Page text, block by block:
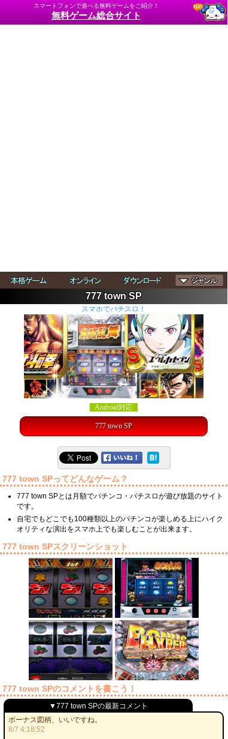
スマートフォンで遊べる無料ゲームをご紹介！
無料ゲーム総合サイト
777 town SP
スマホでパチスロ！
Android対応
777 town SP
777 town SPってどんなゲーム？
777 town SPとは月額でパチンコ・パチスロが遊び放題のサイト
です。
自宅でもどこでも100種類以上のパチンコが楽しめる上にハイク
オリティな演出をスマホ上でも楽しむことが出来ます。
777 town SPスクリーンショット
777 town SPのコメントを書こう！
▼777 town SPの最新コメント
ボーナス図柄、いいですね。
8/7 4:18:52